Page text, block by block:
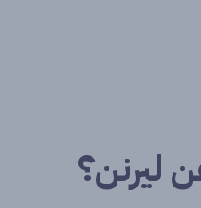
ليرنن؟